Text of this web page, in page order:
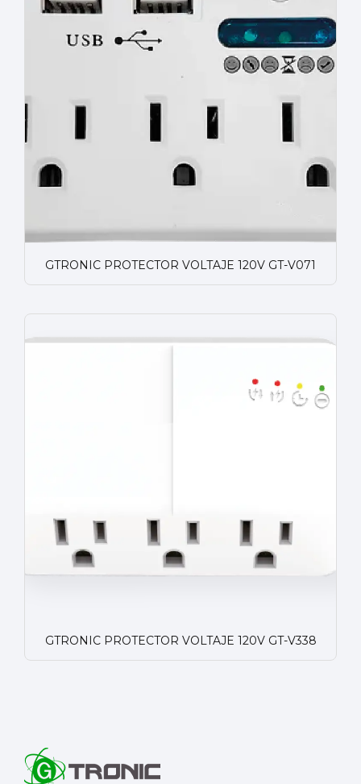
GTRONIC PROTECTOR VOLTAJE 120V GT-V071
GTRONIC PROTECTOR VOLTAJE 120V GT-V338